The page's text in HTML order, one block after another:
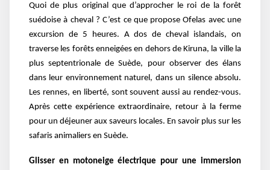
Quoi de plus original que d’approcher le roi de la forêt
suédoise à cheval ? C’est ce que propose Ofelas avec une
excursion de 5 heures. A dos de cheval islandais, on
traverse les forêts enneigées en dehors de Kiruna, la ville la
plus septentrionale de Suède, pour observer des élans
dans leur environnement naturel, dans un silence absolu.
Les rennes, en liberté, sont souvent aussi au rendez-vous.
Après cette expérience extraordinaire, retour à la ferme
pour un déjeuner aux saveurs locales. En savoir plus sur les
safaris animaliers en Suède.
Glisser en motoneige électrique pour une immersion